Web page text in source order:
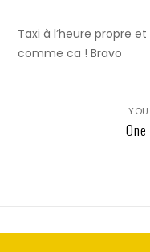
Taxi à l’heure propre
comme ca ! Bravo